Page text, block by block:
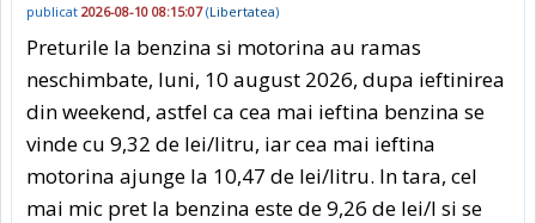
publicat 2026-08-10 08:15:07(Libertatea)
Preturile la benzina si motorina au ramas
neschimbate, luni, 10 august 2026, dupa ieftinirea
din weekend, astfel ca cea mai ieftina benzina se
vinde cu 9,32 de lei/litru, iar cea mai ieftina
motorina ajunge la 10,47 de lei/litru. In tara, cel
mai mic pret la benzina este de 9,26 de lei/l si se